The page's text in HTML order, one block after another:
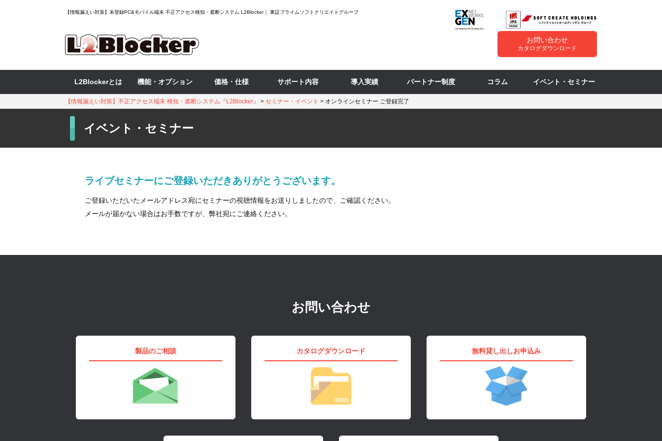
【情報漏えい対策】未登録PC&モバイル端末 不正アクセス検知・遮断システム L2Blocker｜ 東証プライムソフトクリエイトグループ
お問い合わせ
カタログダウンロード
L2Blockerとは 機能・オプション 価格・仕様 サポート内容 導入実績 パートナー制度 コラム イベント・セミナー
【情報漏えい対策】不正アクセス端末 検知・遮断システム『L2Blocker』 > セミナー・イベント > オンラインセミナー ご登録完了
イベント・セミナー
ライブセミナーにご登録いただきありがとうございます。
ご登録いただいたメールアドレス宛にセミナーの視聴情報をお送りしましたので、ご確認ください。
メールが届かない場合はお手数ですが、弊社宛にご連絡ください。
お問い合わせ
製品のご相談 カタログダウンロード 無料貸し出しお申込み